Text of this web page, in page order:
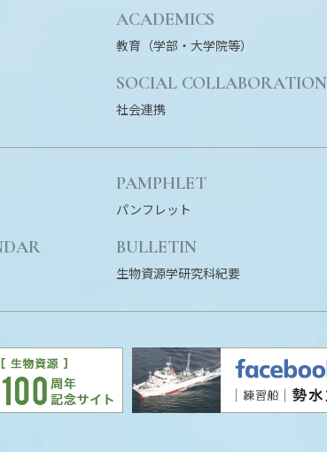
ACADEMICS
教育（学部・大学院等）
SOCIAL COLLABORATION
社会連携
PAMPHLET
パンフレット
BULLETIN
生物資源学研究科紀要